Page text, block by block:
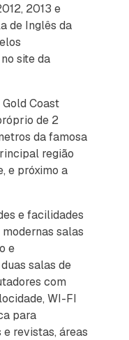
2013 e
de Inglês da
site da
Coast
de 2
da famosa
região
e próximo a
e facilidades
salas
e
salas de
com
WI-FI
para
revistas, áreas